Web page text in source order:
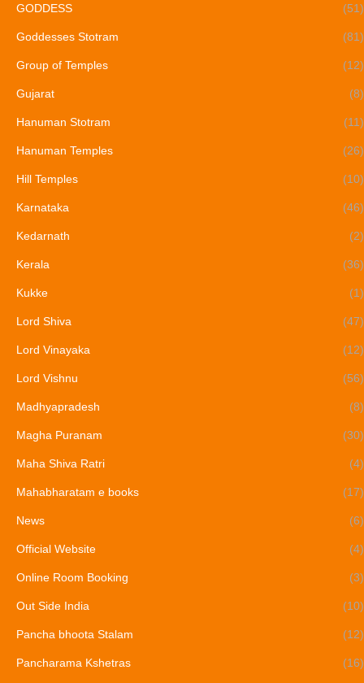
GODDESS (51)
Goddesses Stotram (81)
Group of Temples (12)
Gujarat (8)
Hanuman Stotram (11)
Hanuman Temples (26)
Hill Temples (10)
Karnataka (46)
Kedarnath (2)
Kerala (36)
Kukke (1)
Lord Shiva (47)
Lord Vinayaka (12)
Lord Vishnu (56)
Madhyapradesh (8)
Magha Puranam (30)
Maha Shiva Ratri (4)
Mahabharatam e books (17)
News (6)
Official Website (4)
Online Room Booking (3)
Out Side India (10)
Pancha bhoota Stalam (12)
Pancharama Kshetras (16)